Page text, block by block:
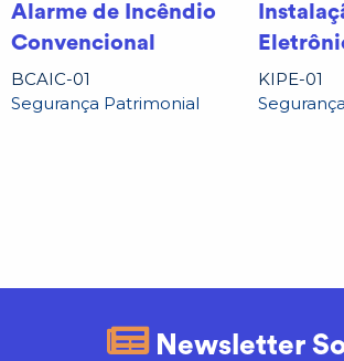
Alarme de Incêndio
Convencional
BCAIC-01
Segurança Patrimonial
KIPE-01
Newsletter